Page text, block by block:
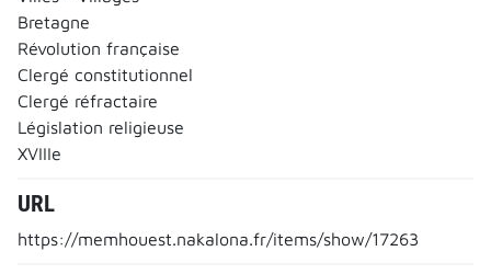
Bretagne
Révolution française
Clergé constitutionnel
Clergé réfractaire
Législation religieuse
XVIIIe
URL
https://memhouest.nakalona.fr/items/show/17263